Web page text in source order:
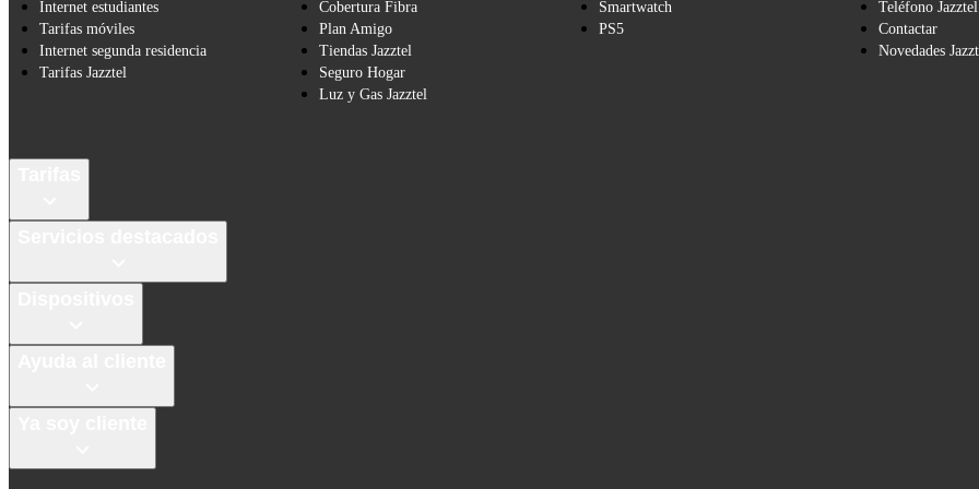
Internet estudiantes
Tarifas móviles
Internet segunda residencia
Tarifas Jazztel
Cobertura Fibra
Plan Amigo
Tiendas Jazztel
Seguro Hogar
Luz y Gas Jazztel
Smartwatch
PS5
Teléfono Jazztel
Contactar
Novedades